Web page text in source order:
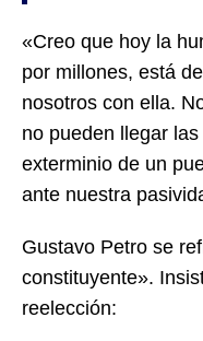
«Creo que hoy la
por millones, está
nosotros con ella.
no pueden llegar
exterminio de un
ante nuestra
Gustavo Petro se
constituyente».
reelección: